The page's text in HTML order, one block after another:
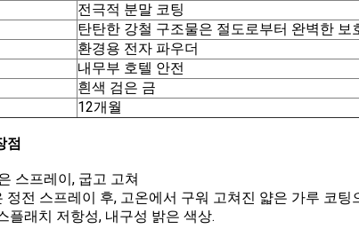
전극적 분말 코팅
탄탄한 강철 구조물은 절도로부터 완벽한 보
환경용 전자 파우더
내무부 호텔 안전
흰색 검은 금
12개월
점
스프레이, 굽고 고쳐
정전 스프레이 후, 고온에서 구워 고쳐진 얇은 가루 코
플래치 저항성, 내구성 밝은 색상.